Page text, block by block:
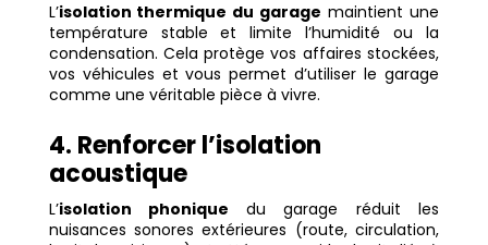
L’isolation thermique du garage maintient une
température stable et limite l’humidité ou la
condensation. Cela protège vos affaires stockées,
vos véhicules et vous permet d’utiliser le garage
comme une véritable pièce à vivre.
4. Renforcer l’isolation
acoustique
L’isolation phonique du garage réduit les
nuisances sonores extérieures (route, circulation,